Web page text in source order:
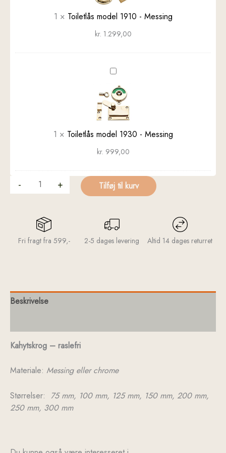
Messing
1 × Toiletlås model 1910 - Messing
kr. 1.299,00
Toiletlås
model
1930
-
Messing
1 × Toiletlås model 1930 - Messing
kr. 999,00
- + Tilføj til kurv
Fri fragt fra 599,- 2-5 dages levering Altid 14 dages returret
Beskrivelse
Kahytskrog – raslefri
Materiale: Messing eller chrome
Størrelser:
75 mm, 100 mm, 125 mm, 150 mm, 200 mm,
250 mm, 300 mm